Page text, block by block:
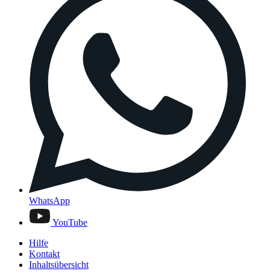
WhatsApp
YouTube
Hilfe
Kontakt
Inhaltsübersicht